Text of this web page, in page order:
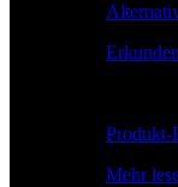
Produkt-
Mehr